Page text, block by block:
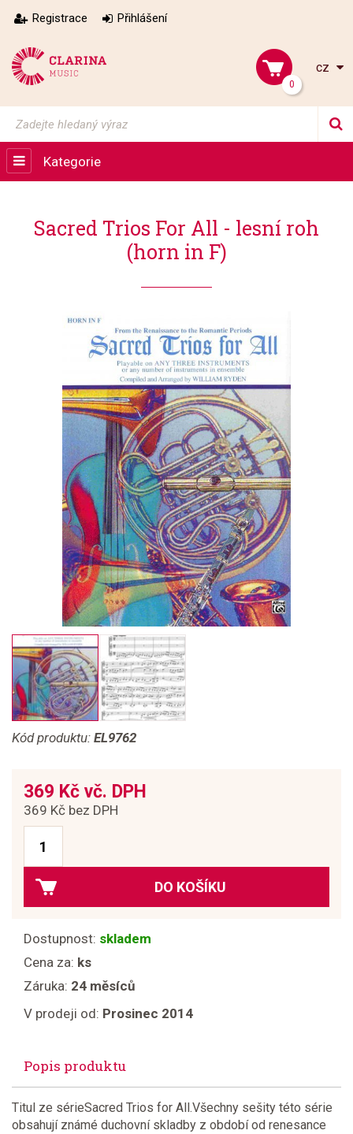
Registrace Přihlášení
0
cz
Kategorie
Sacred Trios For All - lesní roh
(horn in F)
Kód produktu: EL9762
369 Kč vč. DPH
369 Kč bez DPH
DO KOŠÍKU
Dostupnost: skladem
Cena za: ks
Záruka: 24 měsíců
V prodeji od: Prosinec 2014
Popis produktu
Titul ze sérieSacred Trios for All.Všechny sešity této série
obsahují známé duchovní skladby z období od renesance